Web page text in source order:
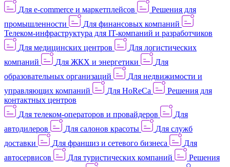
Для e-commerce и маркетплейсов
Решения для
промышленности
Для финансовых компаний
Телеком-инфраструктура для IT-компаний и разработчиков
Для медицинских центров
Для логистических
компаний
Для ЖКХ и энергетики
Для
образовательных организаций
Для недвижимости и
управляющих компаний
Для HoReCa
Решения для
контактных центров
Для телеком-операторов и провайдеров
Для
автодилеров
Для салонов красоты
Для служб
доставки
Для франшиз и сетевого бизнеса
Для
автосервисов
Для туристических компаний
Решения